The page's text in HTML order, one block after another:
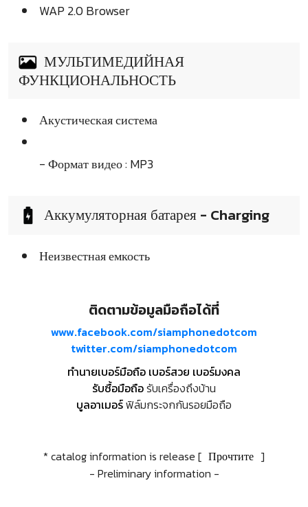
WAP 2.0 Browser
МУЛЬТИМЕДИЙНАЯ
ФУНКЦИОНАЛЬНОСТЬ
Акустическая система
- Формат видео : MP3
Аккумуляторная батарея - Charging
Неизвестная емкость
ติดตามข้อมูลมือถือได้ที่
www.facebook.com/siamphonedotcom
twitter.com/siamphonedotcom
ทำนายเบอร์มือถือ เบอร์สวย เบอร์มงคล
รับซื้อมือถือรับเครื่องถึงบ้าน
บูลอาเมอร์ฟิล์มกระจกกันรอยมือถือ
* catalog information is release [ Прочтите ]
- Preliminary information -